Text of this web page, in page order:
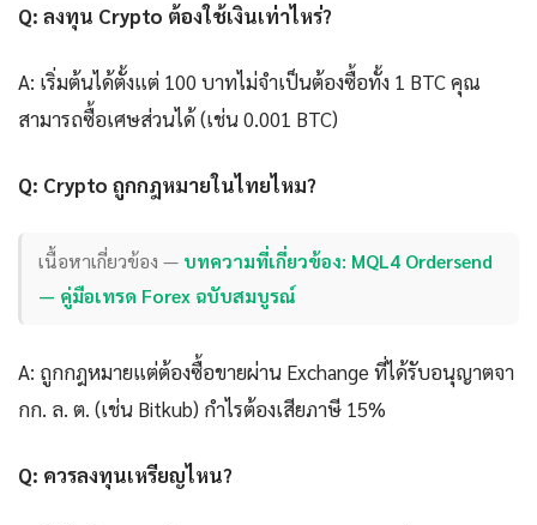
Q: ลงทุน Crypto ต้องใช้เงินเท่าไหร่?
A: เริ่มต้นได้ตั้งแต่ 100 บาทไม่จำเป็นต้องซื้อทั้ง 1 BTC คุณ
สามารถซื้อเศษส่วนได้ (เช่น 0.001 BTC)
Q: Crypto ถูกกฎหมายในไทยไหม?
เนื้อหาเกี่ยวข้อง — บทความที่เกี่ยวข้อง: MQL4 Ordersend
— คู่มือเทรด Forex ฉบับสมบูรณ์
A: ถูกกฎหมายแต่ต้องซื้อขายผ่าน Exchange ที่ได้รับอนุญาตจา
กก. ล. ต. (เช่น Bitkub) กำไรต้องเสียภาษี 15%
Q: ควรลงทุนเหรียญไหน?